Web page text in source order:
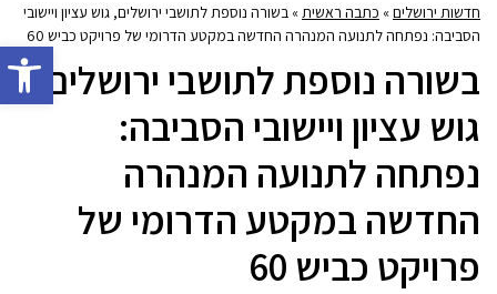
פתח
חדשות ירושלים» כתבה ראשית» בשורה נוספת לתושבי ירושלים, גוש עציון ויישובי
הסביבה: נפתחה לתנועה המנהרה החדשה במקטע הדרומי של פרויקט כביש 60
בשורה נוספת לתושבי ירושלים,
גוש עציון ויישובי הסביבה:
נפתחה לתנועה המנהרה
החדשה במקטע הדרומי של
פרויקט כביש 60